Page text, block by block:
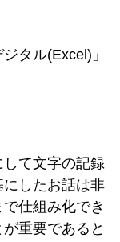
タル(Excel)」
て文字の記録
したお話は非
仕組み化でき
重要であると